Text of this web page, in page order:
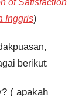
of Satisfaction
Inggris)
berikut:
( apakah